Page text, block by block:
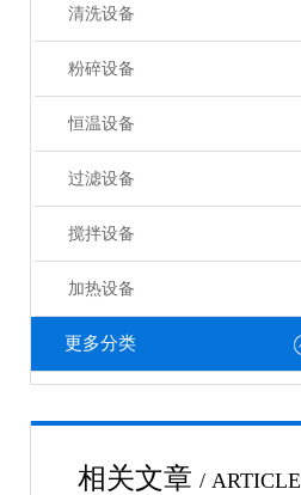
清洗设备
粉碎设备
恒温设备
过滤设备
搅拌设备
加热设备
更多分类
相关文章 / ARTICLE